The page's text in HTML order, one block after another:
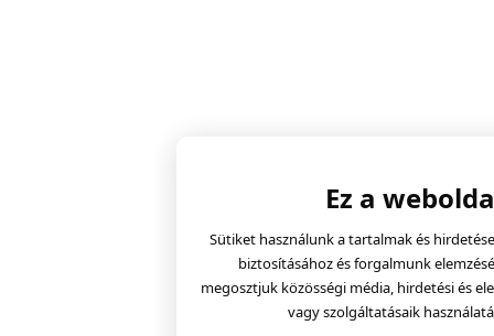
Ez a
Sütiket használunk a tartalmak és
biztosításához és forgalmunk
megosztjuk közösségi média, hirdetési és
vagy szolgáltatásaik